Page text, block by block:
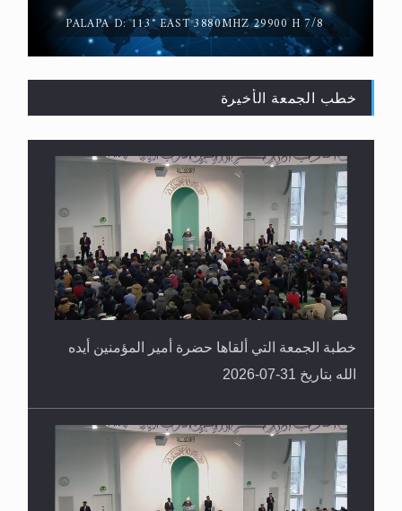
القرآن قاضٍ وحكمٌ على السنة ومهيمنٌ عليها.. ليس
العكس
PALAPA D: 113° EAST 3880MHZ 29900 H 7/8
خطب الجمعة الأخيرة
خطبة الجمعة التي ألقاها حضرة أمير المؤمنين أيده
الله بتاريخ 31-07-2026